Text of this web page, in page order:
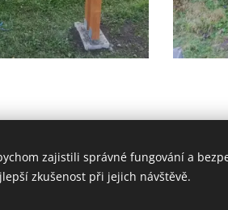
práva vyhradené.
zajistili správné fungování a
zkušenost při jejich návštěvě.